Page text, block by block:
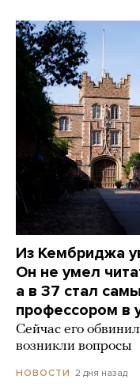
Из Кембриджа
Он не умел
а в 37 стал
профессором в
Сейчас его
возникли вопросы
НОВОСТИ 2 дня назад